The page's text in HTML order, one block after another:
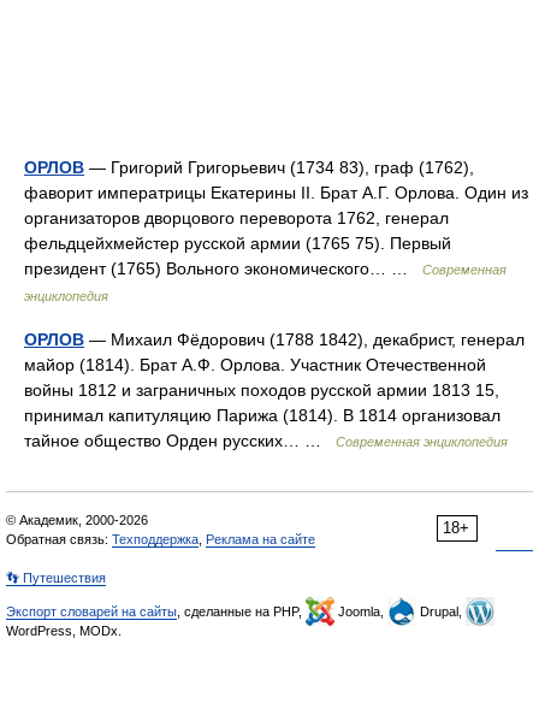
ОРЛОВ — Григорий Григорьевич (1734 83), граф (1762),
фаворит императрицы Екатерины II. Брат А.Г. Орлова. Один из
организаторов дворцового переворота 1762, генерал
фельдцейхмейстер русской армии (1765 75). Первый
президент (1765) Вольного экономического… …
Современная
энциклопедия
ОРЛОВ — Михаил Фёдорович (1788 1842), декабрист, генерал
майор (1814). Брат А.Ф. Орлова. Участник Отечественной
войны 1812 и заграничных походов русской армии 1813 15,
принимал капитуляцию Парижа (1814). В 1814 организовал
тайное общество Орден русских… …
Современная энциклопедия
18+
© Академик, 2000-2026
Обратная связь: Техподдержка Реклама на сайте
👣 Путешествия
Экспорт словарей на сайты , сделанные на PHP, Joomla,
Drupal,
WordPress, MODx.